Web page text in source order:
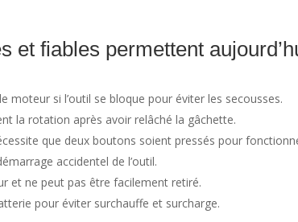
et fiables permettent
moteur si l’outil se bloque pour éviter les secousses.
la rotation après avoir relâché la gâchette.
que deux boutons soient pressés pour
accidentel de l’outil.
et ne peut pas être facilement retiré.
pour éviter surchauffe et surcharge.